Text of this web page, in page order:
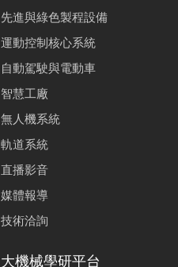
先進與綠色製程設備
運動控制核心系統
自動駕駛與電動車
智慧工廠
無人機系統
軌道系統
直播影音
媒體報導
技術洽詢
大機械學研平台